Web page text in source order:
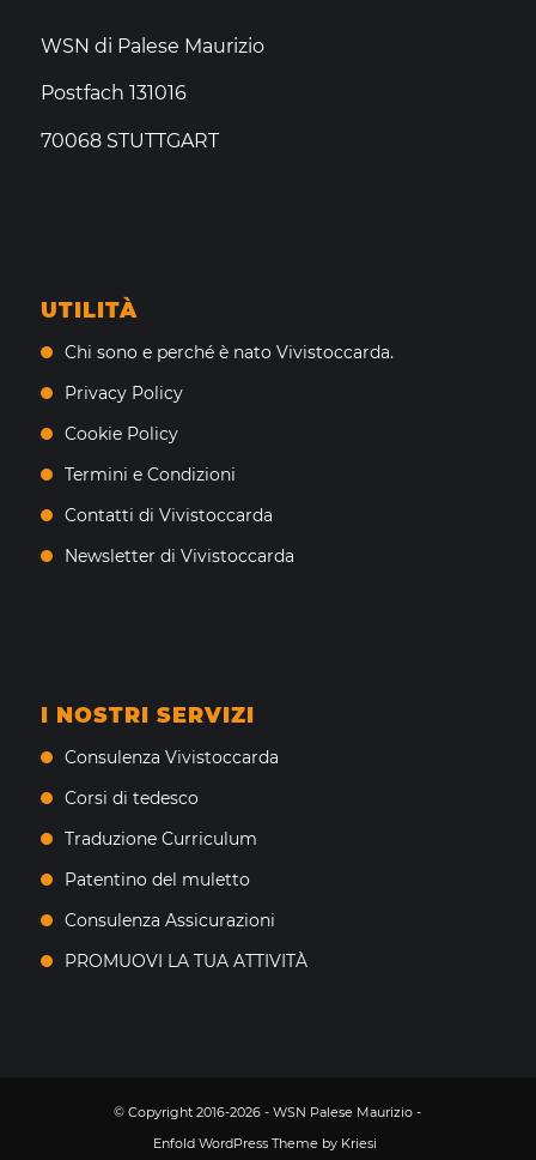
WSN di Palese Maurizio
Postfach 131016
70068 STUTTGART
UTILITÀ
Chi sono e perché è nato Vivistoccarda.
Privacy Policy
Cookie Policy
Termini e Condizioni
Contatti di Vivistoccarda
Newsletter di Vivistoccarda
I NOSTRI SERVIZI
Consulenza Vivistoccarda
Corsi di tedesco
Traduzione Curriculum
Patentino del muletto
Consulenza Assicurazioni
PROMUOVI LA TUA ATTIVITÀ
© Copyright 2016-2026 - WSN Palese Maurizio -
Enfold WordPress Theme by Kriesi